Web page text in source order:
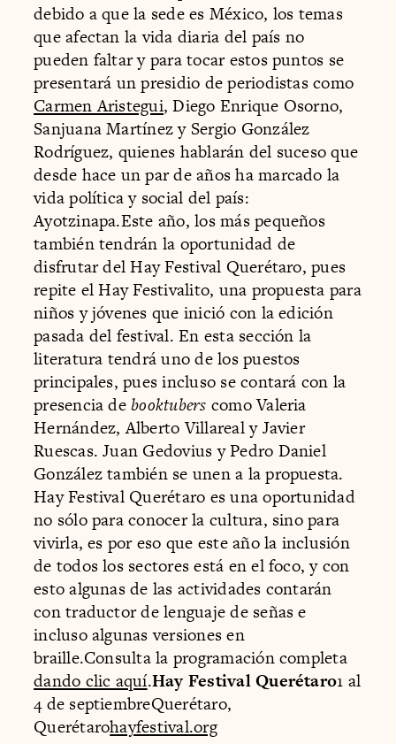
debido a que la sede es México, los temas
que afectan la vida diaria del país no
pueden faltar y para tocar estos puntos se
presentará un presidio de periodistas como
Carmen Aristegui, Diego Enrique Osorno,
Sanjuana Martínez y Sergio González
Rodríguez, quienes hablarán del suceso que
desde hace un par de años ha marcado la
vida política y social del país:
Ayotzinapa.Este año, los más pequeños
también tendrán la oportunidad de
disfrutar del Hay Festival Querétaro, pues
repite el Hay Festivalito, una propuesta para
niños y jóvenes que inició con la edición
pasada del festival. En esta sección la
literatura tendrá uno de los puestos
principales, pues incluso se contará con la
presencia debooktubers como Valeria
Hernández, Alberto Villareal y Javier
Ruescas. Juan Gedovius y Pedro Daniel
González también se unen a la propuesta.
Hay Festival Querétaro es una oportunidad
no sólo para conocer la cultura, sino para
vivirla, es por eso que este año la inclusión
de todos los sectores está en el foco, y con
esto algunas de las actividades contarán
con traductor de lenguaje de señas e
incluso algunas versiones en
braille.Consulta la programación completa
dando clic aquí.Hay Festival Querétaro1 al
4 de septiembreQuerétaro,
Querétarohayfestival.org